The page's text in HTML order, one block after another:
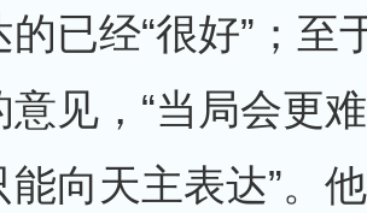
已经“很好”；至
意见，“当局会更
能向天主表达”。